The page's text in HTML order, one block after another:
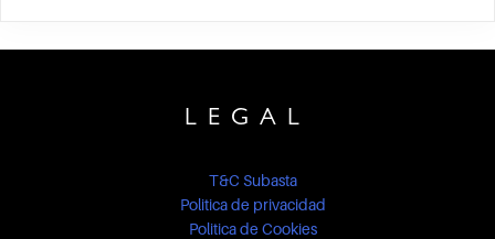
LEGAL
T&C Subasta
Politica de privacidad
Politica de Cookies